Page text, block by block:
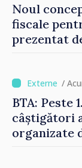
Noul
fiscale
prezentat
investițiile,
echilibrăm
/
BTA: Peste
câștigători
organizate